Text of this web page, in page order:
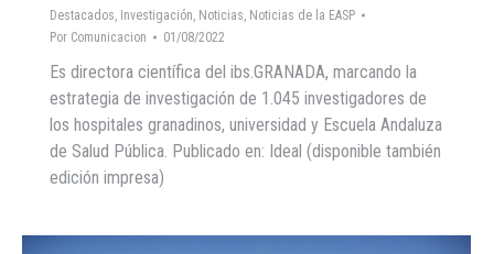
Destacados, Investigación, Noticias, Noticias de la EASP
Por Comunicacion 01/08/2022
Es directora científica del ibs.GRANADA, marcando la
estrategia de investigación de 1.045 investigadores de
los hospitales granadinos, universidad y Escuela Andaluza
de Salud Pública. Publicado en: Ideal (disponible también
edición impresa)